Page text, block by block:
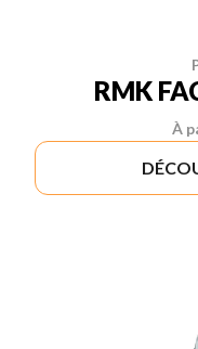
RMK
À